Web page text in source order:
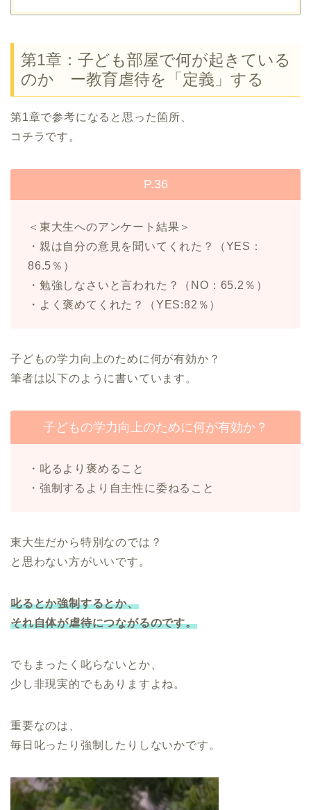
第1章：子ども部屋で何が起きている
のか ー教育虐待を「定義」する
第1章で参考になると思った箇所、
コチラです。
P.36
＜東大生へのアンケート結果＞
・親は自分の意見を聞いてくれた？（YES：
86.5％）
・勉強しなさいと言われた？（NO：65.2％）
・よく褒めてくれた？（YES:82％）
子どもの学力向上のために何が有効か？
筆者は以下のように書いています。
子どもの学力向上のために何が有効か？
・叱るより褒めること
・強制するより自主性に委ねること
東大生だから特別なのでは？
と思わない方がいいです。
叱るとか強制するとか、
それ自体が虐待につながるのです。
でもまったく叱らないとか、
少し非現実的でもありますよね。
重要なのは、
毎日叱ったり強制したりしないかです。